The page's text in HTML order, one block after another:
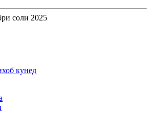
соли 2025
кунед